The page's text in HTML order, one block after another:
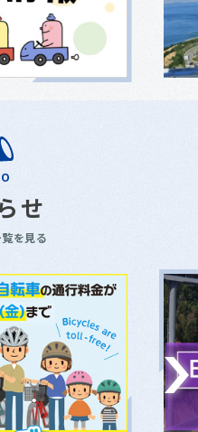
せ
を見る